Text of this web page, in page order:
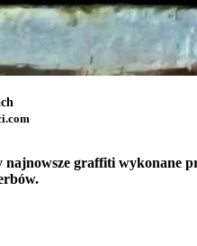
najnowsze graffiti wykonane